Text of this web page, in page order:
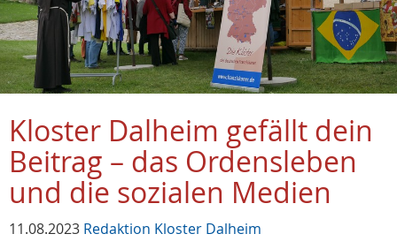
Kloster Dalheim gefällt dein
Beitrag – das Ordensleben
und die sozialen Medien
11.08.2023 Redaktion Kloster Dalheim